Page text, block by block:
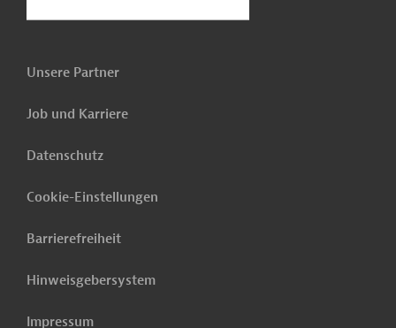
Unsere Partner
Job und Karriere
Datenschutz
Cookie-Einstellungen
Barrierefreiheit
Hinweisgebersystem
Impressum